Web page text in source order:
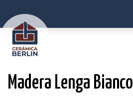
Madera Lenga Bianco